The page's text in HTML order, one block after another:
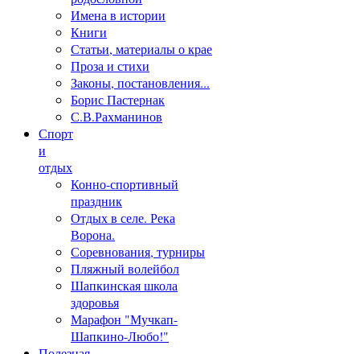
Имена в истории
Книги
Статьи, материалы о крае
Проза и стихи
Законы, постановления...
Борис Пастернак
С.В.Рахманинов
Спорт
и
отдых
Конно-спортивный
праздник
Отдых в селе. Река
Ворона.
Соревнования, турниры
Пляжный волейбол
Шапкинская школа
здоровья
Марафон "Мучкап-
Шапкино-Любо!"